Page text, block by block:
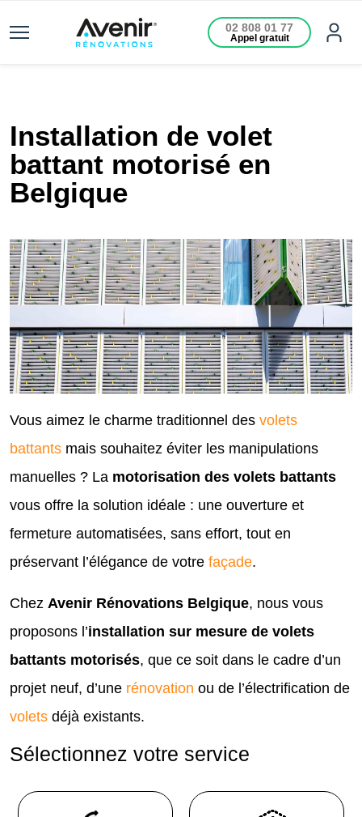
02 808 01 77
Appel gratuit
Installation de volet
battant motorisé en
Belgique
Vous aimez le charme traditionnel des volets
battants mais souhaitez éviter les manipulations
manuelles ? La motorisation des volets battants
vous offre la solution idéale : une ouverture et
fermeture automatisées, sans effort, tout en
préservant l’élégance de votre façade.
Chez Avenir Rénovations Belgique, nous vous
proposons l’installation sur mesure de volets
battants motorisés, que ce soit dans le cadre d’un
projet neuf, d’une rénovation ou de l’électrification de
volets déjà existants.
Sélectionnez votre service